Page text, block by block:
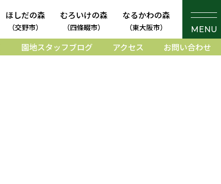
ほしだの森
（交野市）
むろいけの森
（四條畷市）
なるかわの森
（東大阪市） MENU
園地スタッフブログ アクセス お問い合わせ